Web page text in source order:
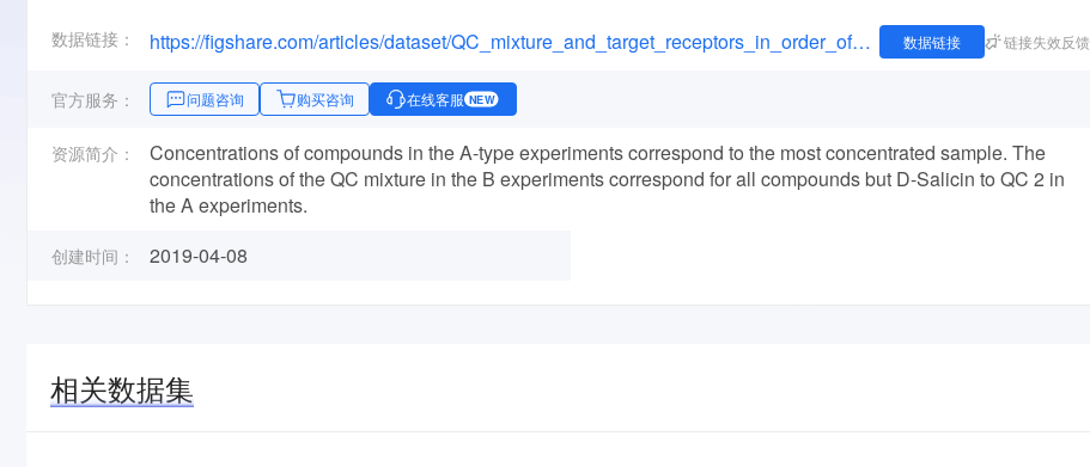
数据链接： https://figshare.com/articles/dataset/QC_mixture_and_target_receptors_in_order_of_expected_sensitivity_20_/7965629 数据链接 链接失效反馈
官方服务： 问题咨询 购买咨询 在线客服 NEW
资源简介：
Concentrations of compounds in the A-type experiments correspond to the most concentrated sample. The
concentrations of the QC mixture in the B experiments correspond for all compounds but D-Salicin to QC 2 in
the A experiments.
创建时间： 2019-04-08
相关数据集